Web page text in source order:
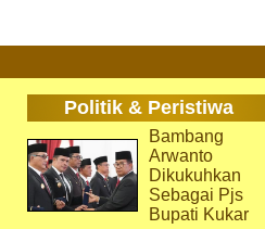
Politik & Peristiwa
Bambang
Arwanto
Dikukuhkan
Sebagai Pjs
Bupati Kukar